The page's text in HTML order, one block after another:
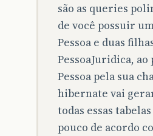
são as queries
de você possuir
Pessoa e duas
PessoaJuridica,
Pessoa pela sua
hibernate vai
todas essas
pouco de acordo